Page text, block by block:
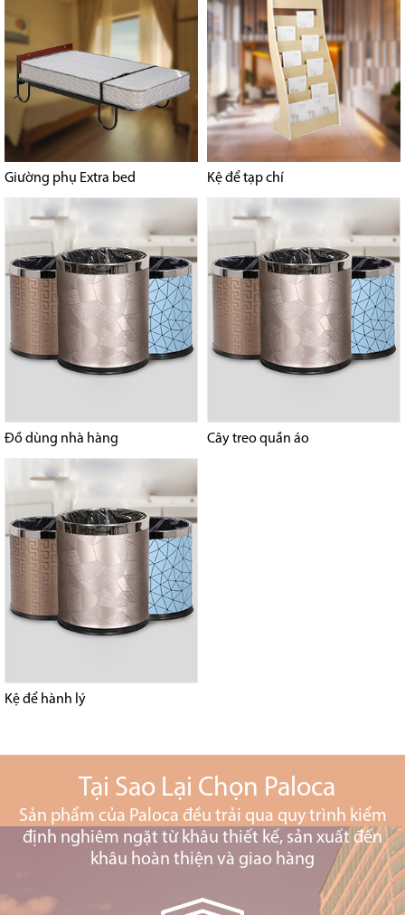
Giường phụ Extra bed Kệ để tạp chí
Đồ dùng nhà hàng Cây treo quần áo
Kệ để hành lý
Tại Sao Lại Chọn Paloca
Sản phẩm của Paloca đều trải qua quy trình kiểm
định nghiêm ngặt từ khâu thiết kế, sản xuất đến
khâu hoàn thiện và giao hàng